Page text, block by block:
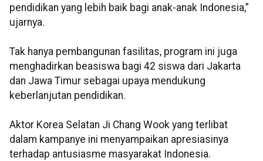
pendidikan yang lebih baik bagi anak-anak Indonesia,”
ujarnya.
Tak hanya pembangunan fasilitas, program ini juga
menghadirkan beasiswa bagi 42 siswa dari Jakarta
dan Jawa Timur sebagai upaya mendukung
keberlanjutan pendidikan.
Aktor Korea Selatan Ji Chang Wook yang terlibat
dalam kampanye ini menyampaikan apresiasinya
terhadap antusiasme masyarakat Indonesia.